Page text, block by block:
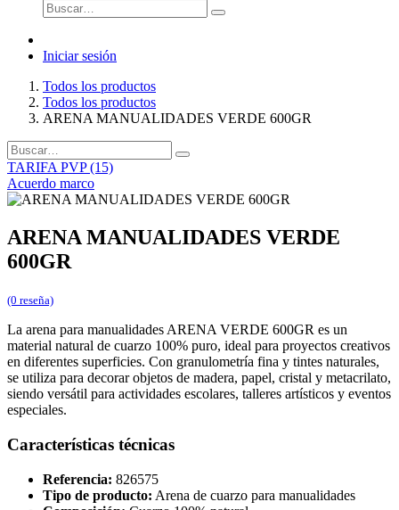
Iniciar sesión
Todos los productos
Todos los productos
ARENA MANUALIDADES VERDE 600GR
TARIFA PVP (15)
Acuerdo marco
ARENA MANUALIDADES VERDE
600GR
(0 reseña)
La arena para manualidades ARENA VERDE 600GR es un
material natural de cuarzo 100% puro, ideal para proyectos creativos
en diferentes superficies. Con granulometría fina y tintes naturales,
se utiliza para decorar objetos de madera, papel, cristal y metacrilato,
siendo versátil para actividades escolares, talleres artísticos y eventos
especiales.
Características técnicas
Referencia: 826575
Tipo de producto: Arena de cuarzo para manualidades